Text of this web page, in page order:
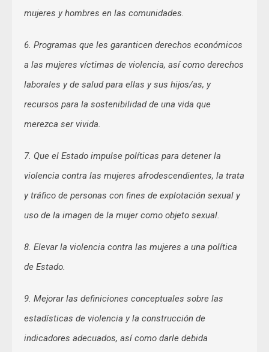
mujeres y hombres en las comunidades.
6. Programas que les garanticen derechos económicos
a las mujeres víctimas de violencia, así como derechos
laborales y de salud para ellas y sus hijos/as, y
recursos para la sostenibilidad de una vida que
merezca ser vivida.
7. Que el Estado impulse políticas para detener la
violencia contra las mujeres afrodescendientes, la trata
y tráfico de personas con fines de explotación sexual y
uso de la imagen de la mujer como objeto sexual.
8. Elevar la violencia contra las mujeres a una política
de Estado.
9. Mejorar las definiciones conceptuales sobre las
estadísticas de violencia y la construcción de
indicadores adecuados, así como darle debida